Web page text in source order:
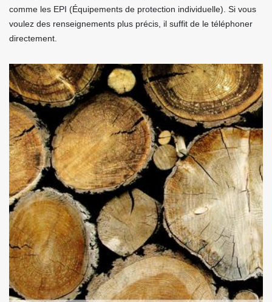
comme les EPI (Équipements de protection individuelle). Si vous
voulez des renseignements plus précis, il suffit de le téléphoner
directement.